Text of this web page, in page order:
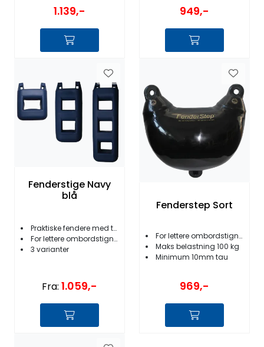
1.139,- 949,-
Fenderstige Navy
blå
Praktiske fendere med trinn
For lettere ombordstigning
3 varianter
Fra: 1.059,-
Fenderstep Sort
For lettere ombordstigning
Maks belastning 100 kg
Minimum 10mm tau
969,-